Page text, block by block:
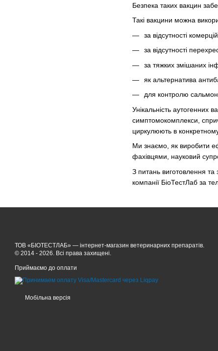
Безпека таких вакцин
Такі вакцини можна
за відсутності
за відсутності
за тяжких змішаних
як альтернатива
для контролю
Унікальність аутогенних
симптомокомплекси,
циркулюють в конкретному
Ми знаємо, як виробити
фахівцями, науковий
З питань виготовлення та
компанії БіоТестЛаб за
ТОВ «БІОТЕСТЛАБ» — інтернет-магазин ветеринарних препаратів.
© 2014 - 2026. Всі права захищені.
Приймаємо до оплати
Мобільна версія